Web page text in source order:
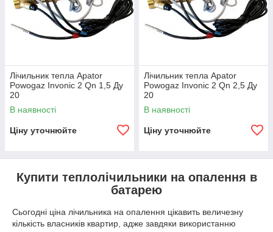
Лічильник тепла Apator
Powogaz Invonic 2 Qn 1,5 Ду
20
В наявності
Ціну уточнюйте
Лічильник тепла Apator
Powogaz Invonic 2 Qn 2,5 Ду
20
В наявності
Ціну уточнюйте
Купити теплолічильники на опалення в
батарею
Сьогодні ціна лічильника на опалення цікавить величезну
кількість власників квартир, адже завдяки використанню